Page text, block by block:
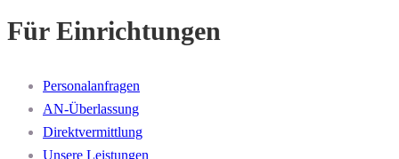
Für Einrichtungen
Personalanfragen
AN-Überlassung
Direktvermittlung
Unsere Leistungen